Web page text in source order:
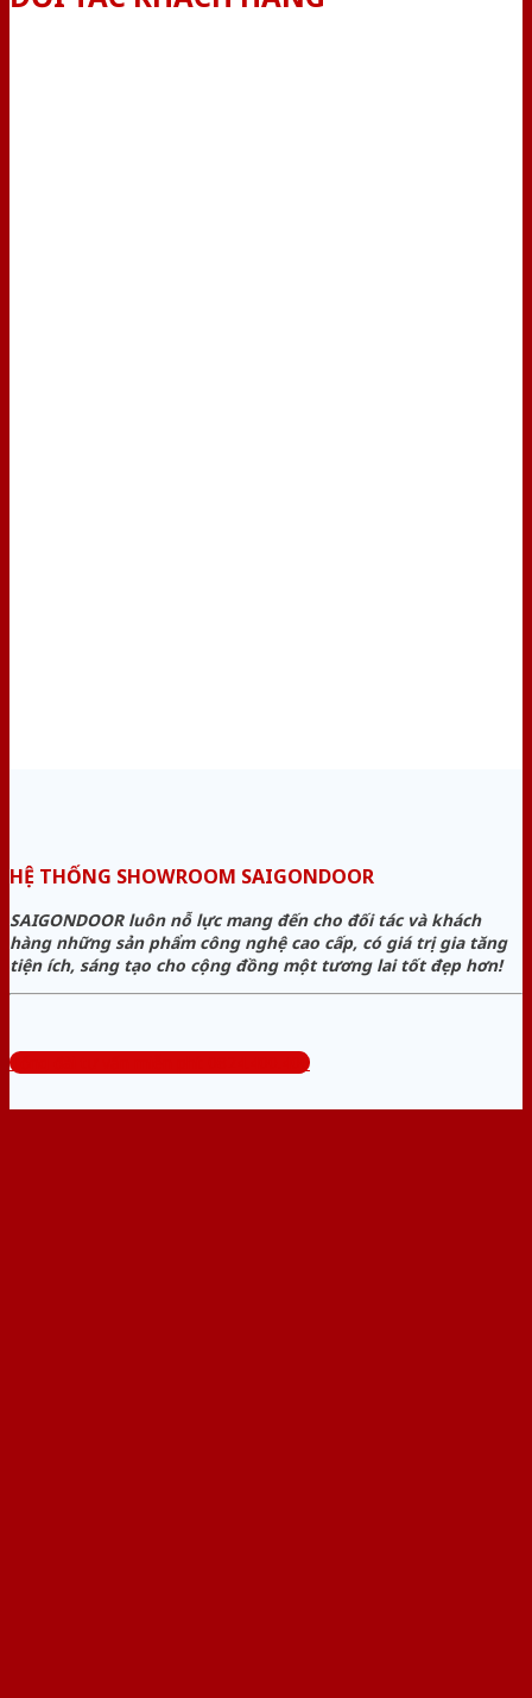
HỆ THỐNG SHOWROOM SAIGONDOOR
SAIGONDOOR luôn nỗ lực mang đến cho đối tác và khách
hàng những sản phẩm công nghệ cao cấp, có giá trị gia tăng
tiện ích, sáng tạo cho cộng đồng một tương lai tốt đẹp hơn!
Tổng đài tư vấn miễn phí: 0824.400.400